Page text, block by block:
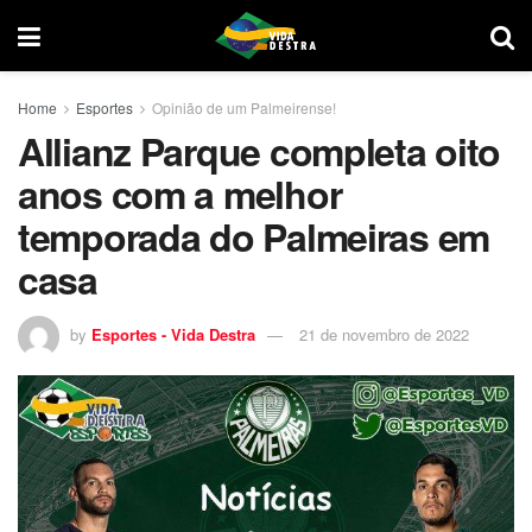
Home Esportes Opinião de um Palmeirense!
Allianz Parque completa oito
anos com a melhor
temporada do Palmeiras em
casa
by Esportes - Vida Destra 21 de novembro de 2022